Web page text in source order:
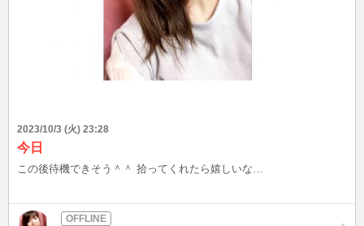
くれる人いるかなぁ・・?？（笑） 次は10/4(水)23:00～です！！ さわ
やかな秋晴れの下、どうぞお健やかにお過ごしください。
2023/10/3 (火) 23:28
今日
この後待機できそう＾＾ 拾ってくれたら嬉しいな…